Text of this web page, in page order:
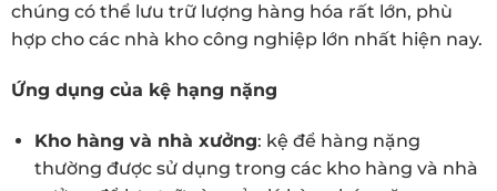
chúng có thể lưu trữ lượng hàng hóa rất lớn, phù
hợp cho các nhà kho công nghiệp lớn nhất hiện nay.
Ứng dụng của kệ hạng nặng
Kho hàng và nhà xưởng: kệ để hàng nặng
thường được sử dụng trong các kho hàng và nhà